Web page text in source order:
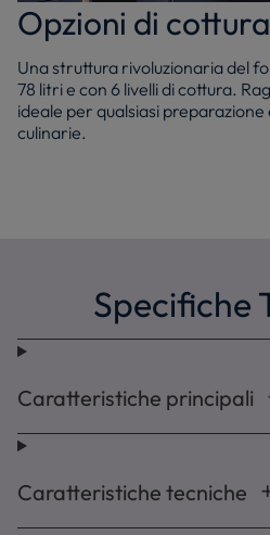
Opzioni di
Una struttura rivoluzionaria del
78 litri e con 6 livelli di cottura.
ideale per qualsiasi
culinarie.
Specifiche
Caratteristiche principali
Caratteristiche tecniche